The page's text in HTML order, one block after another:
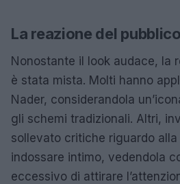
La reazione del
Nonostante il look audace, la
è stata mista. Molti hanno
Nader, considerandola
gli schemi tradizionali. Altri,
sollevato critiche riguardo
indossare intimo, vedendola
eccessivo di attirare